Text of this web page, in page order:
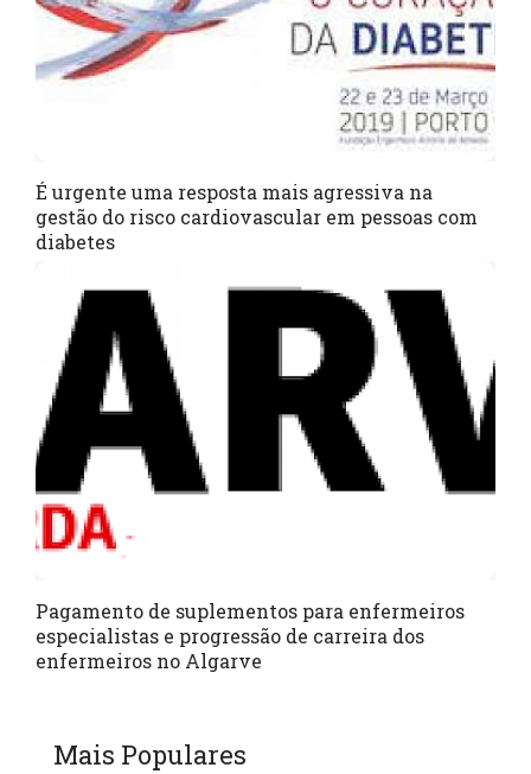
É urgente uma resposta mais agressiva na
gestão do risco cardiovascular em pessoas com
diabetes
Pagamento de suplementos para enfermeiros
especialistas e progressão de carreira dos
enfermeiros no Algarve
Mais Populares